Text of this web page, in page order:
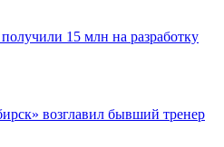
15 млн на разработку
возглавил бывший тренер